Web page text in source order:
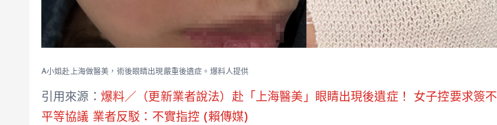
A小姐赴上海做醫美，術後眼睛出現嚴重後遺症。爆料人提供
引用來源： 爆料／（更新業者說法）赴「上海醫美」眼睛出現後遺症！ 女子控要求簽不
平等協議 業者反駁：不實指控 (賴傳媒)